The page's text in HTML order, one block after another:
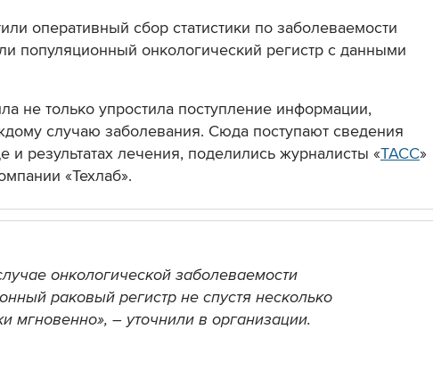
оперативный сбор статистики по заболеваемости
популяционный онкологический регистр с данными
не только упростила поступление информации,
случаю заболевания. Сюда поступают сведения
и результатах лечения, поделились журналисты «ТАСС»
«Техлаб».
онкологической заболеваемости
раковый регистр не спустя несколько
мгновенно», – уточнили в организации.